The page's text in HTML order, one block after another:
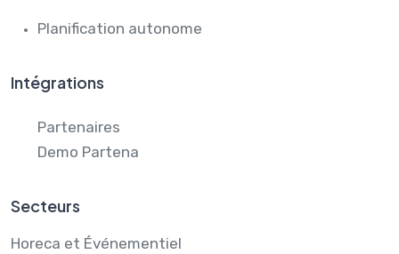
Planification autonome
Intégrations
Partenaires
Demo Partena
Secteurs
Horeca et Événementiel